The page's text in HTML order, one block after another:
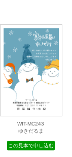
WIT-GZ10
白熊と雪だるま
この見本で申し込む